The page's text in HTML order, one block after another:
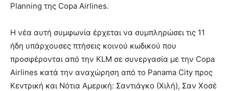
Planning της Copa Airlines.
Η νέα αυτή συμφωνία έρχεται να συμπληρώσει τις 11
ήδη υπάρχουσες πτήσεις κοινού κωδικού που
προσφέρονται από την KLM σε συνεργασία με την Copa
Airlines κατά την αναχώρηση από το Panama City προς
Κεντρική και Νότια Αμερική: Σαντιάγκο (Χιλή), Σαν Χοσέ